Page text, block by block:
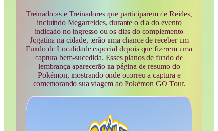
Treinadoras e Treinadores que participarem de Reides,
incluindo Megarreides, durante o dia do evento
indicado no ingresso ou os dias do complemento
Jogatina na cidade, terão uma chance de receber um
Fundo de Localidade especial depois que fizerem uma
captura bem-sucedida. Esses planos de fundo de
lembrança aparecerão na página de resumo do
Pokémon, mostrando onde ocorreu a captura e
comemorando sua viagem ao Pokémon GO Tour.